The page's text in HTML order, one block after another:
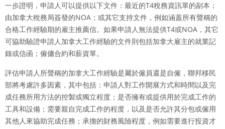
一步證明，申請人可以提供以下文件：最近的T4稅務資訊單的副本；
由加拿大稅務局簽發的NOA；或其它支持文件，例如涵蓋所有聲稱的
合格工作經驗期的雇主推薦信。如果申請人無法提供T4或NOA，其它
可協助驗證申請人加拿大工作經驗的文件則包括加拿大雇主的就業記
錄或信函；僱傭合約和薪資單。
評估申請人所聲稱的加拿大工作經驗是屬於僱員還是自僱，聯邦移民
部將考慮許多因素，其中包括：申請人對工作開展方式和時間以及完
成任務所用方法的控製或獨立程度；是否擁有或提供用於完成工作的
工具和設備；需要親自完成工作的程度，以及是否允許其分包或僱用
其他人來協助完成任務；承擔的財務風險程度，例如需要進行投資才